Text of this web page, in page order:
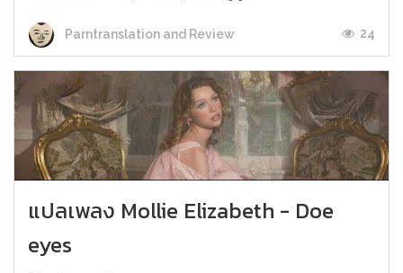
Parntranslation and Review 24
แปลเพลง Mollie Elizabeth - Doe
eyes